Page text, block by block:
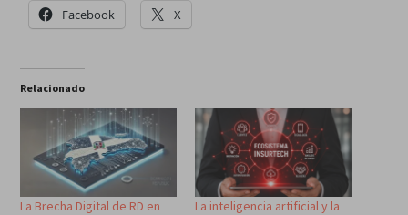
Facebook X
Relacionado
La Brecha Digital de RD en La inteligencia artificial y la